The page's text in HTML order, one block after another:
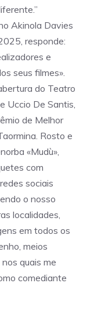
Akinola Davies
responde:
e
seus filmes».
do Teatro
Uccio De Santis,
de Melhor
Rosto e
«Mudù»,
com
sociais
o nosso
localidades,
em todos os
meios
quais me
comediante